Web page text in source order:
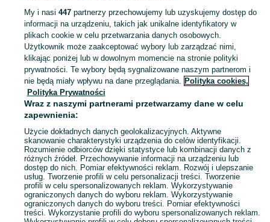
koszenie dzialki
Skorzystaj z największego serwisu ogłoszeniowego - Sułów i okolice! Kupuj to, czego pragniesz i sprzedawaj to, czego już nie potrzebujesz! Zobacz
Mapa kategorii
Mapa miejscowości
Mapa ministron
Popularne wyszukiwania
My i nasi 447partnerzy przechowujemy lub uzyskujemy dostęp do
informacji na urządzeniu, takich jak unikalne identyfikatory w
plikach cookie w celu przetwarzania danych osobowych.
Użytkownik może zaakceptować wybory lub zarządzać nimi,
klikając poniżej lub w dowolnym momencie na stronie polityki
prywatności. Te wybory będą sygnalizowane naszym partnerom i
nie będą miały wpływu na dane przeglądania. Polityka cookies,
Polityka Prywatności
Wraz z naszymi partnerami przetwarzamy dane w celu
zapewnienia:
Użycie dokładnych danych geolokalizacyjnych. Aktywne
skanowanie charakterystyki urządzenia do celów identyfikacji.
Rozumienie odbiorców dzięki statystyce lub kombinacji danych z
różnych źródeł. Przechowywanie informacji na urządzeniu lub
dostęp do nich. Pomiar efektywności reklam. Rozwój i ulepszanie
usług. Tworzenie profili w celu personalizacji treści. Tworzenie
profili w celu spersonalizowanych reklam. Wykorzystywanie
ograniczonych danych do wyboru reklam. Wykorzystywanie
ograniczonych danych do wyboru treści. Pomiar efektywności
treści. Wykorzystanie profili do wyboru spersonalizowanych reklam.